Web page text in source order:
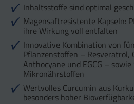
Inhaltsstoffe sind optimal
Magensaftresistente Kapseln:
ihre Wirkung voll entfalten
Innovative Kombination von
Pflanzenstoffen – Resveratrol,
Anthocyane und EGCG –
Mikronährstoffen
Wertvolles Curcumin aus
besonders hoher